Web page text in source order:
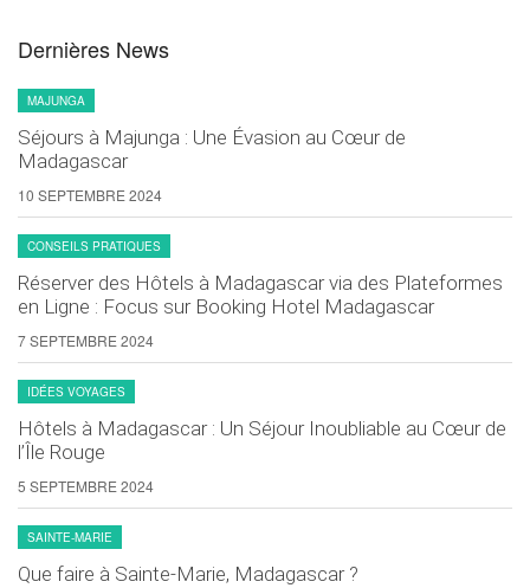
Dernières News
MAJUNGA
Séjours à Majunga : Une Évasion au Cœur de
Madagascar
10 SEPTEMBRE 2024
CONSEILS PRATIQUES
Réserver des Hôtels à Madagascar via des Plateformes
en Ligne : Focus sur Booking Hotel Madagascar
7 SEPTEMBRE 2024
IDÉES VOYAGES
Hôtels à Madagascar : Un Séjour Inoubliable au Cœur de
l’Île Rouge
5 SEPTEMBRE 2024
SAINTE-MARIE
Que faire à Sainte-Marie, Madagascar ?